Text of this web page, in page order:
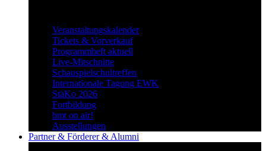
Veranstaltungskalender
Tickets & Vorverkauf
Programmheft aktuell
Live-Mitschnitte
Schauspielschultreffen
Internationale Tagung EWK
StäKo 2026
Fortbildung
hmt on air!
Ausstellungen
Partner & Förderer & Alumni